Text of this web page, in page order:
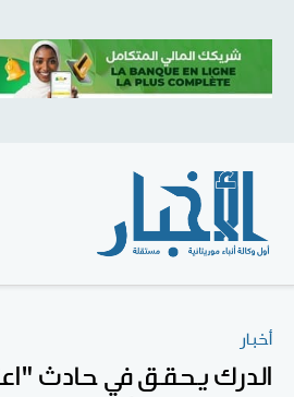
أخبار
الدرك يحقق في حادث